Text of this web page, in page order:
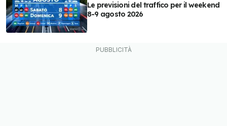
Le previsioni del traffico per il weekend
8-9 agosto 2026